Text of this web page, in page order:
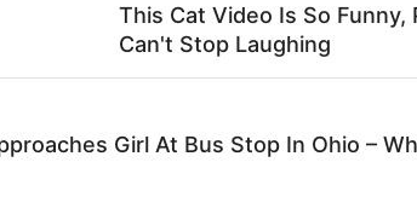
This Cat Video Is So Funny,
Can't Stop Laughing
Girl At Bus Stop In Ohio –